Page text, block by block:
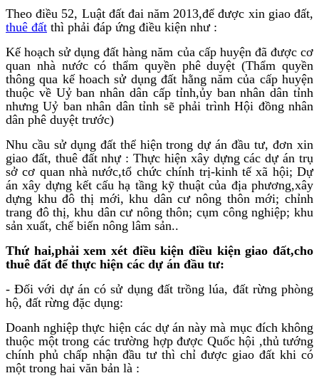
Theo điều 52, Luật đất đai năm 2013,để được xin giao đất,
thuê đất thì phải đáp ứng điều kiện như :
Kế hoạch sử dụng đất hàng năm của cấp huyện đã được cơ
quan nhà nước có thẩm quyền phê duyệt (Thẩm quyền
thông qua kế hoach sử dụng đất hằng năm của cấp huyện
thuộc về Uỷ ban nhân dân cấp tỉnh,ủy ban nhân dân tỉnh
nhưng Uỷ ban nhân dân tỉnh sẽ phải trình Hội đồng nhân
dân phê duyệt trước)
Nhu cầu sử dụng đất thể hiện trong dự án đầu tư, đơn xin
giao đất, thuê đất nhự : Thực hiện xây dựng các dự án trụ
sở cơ quan nhà nước,tổ chức chính trị-kinh tế xã hội; Dự
án xây dựng kết cấu hạ tầng kỹ thuật của địa phương,xây
dựng khu đô thị mới, khu dân cư nông thôn mới; chỉnh
trang đô thị, khu dân cư nông thôn; cụm công nghiệp; khu
sản xuất, chế biến nông lâm sản..
Thứ hai,phải xem xét điều kiện điều kiện giao đất,cho
thuê đất để thực hiện các dự án đầu tư:
- Đối với dự án có sử dụng đất trồng lúa, đất rừng phòng
hộ, đất rừng đặc dụng:
Doanh nghiệp thực hiện các dự án này mà mục đích không
thuộc một trong các trường hợp được Quốc hội ,thủ tướng
chính phủ chấp nhận đầu tư thì chỉ được giao đất khi có
một trong hai văn bản là :